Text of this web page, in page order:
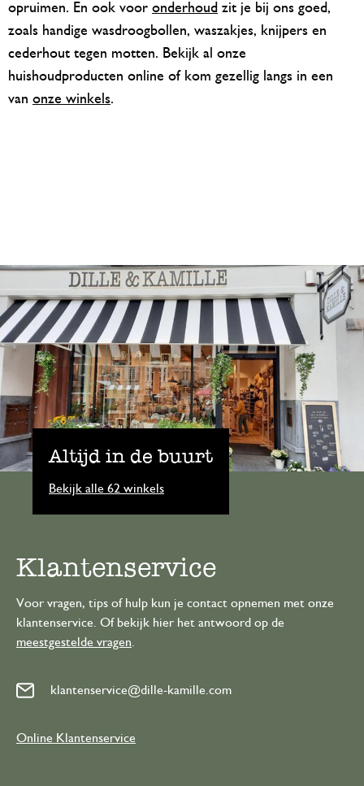
opruimen. En ook voor onderhoud zit je bij ons goed,
zoals handige wasdroogbollen, waszakjes, knijpers en
cederhout tegen motten. Bekijk al onze
huishoudproducten online of kom gezellig langs in een
van onze winkels.
Altijd in de buurt
Bekijk alle 62 winkels
Klantenservice
Voor vragen, tips of hulp kun je contact opnemen met onze
klantenservice. Of bekijk hier het antwoord op de
meestgestelde vragen.
klantenservice@dille-kamille.com
Online Klantenservice